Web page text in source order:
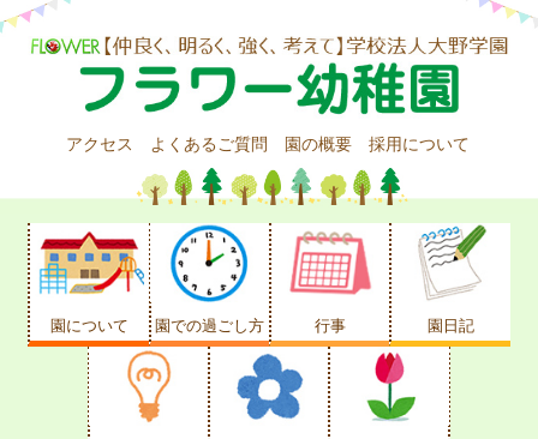
アクセス よくあるご質問 園の概要 採用について
園について 園での過ごし方 行事 園日記